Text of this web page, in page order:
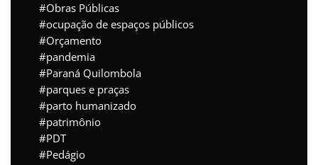
Obras Públicas
ocupação de espaços públicos
Orçamento
pandemia
Paraná Quilombola
parques e praças
parto humanizado
patrimônio
PDT
Pedágio